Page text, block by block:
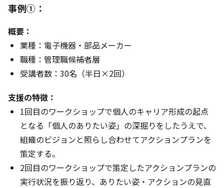
事例①：
概要：
業種：電子機器・部品メーカー
職種：管理職候補者層
受講者数：30名（半日×2回）
支援の特徴：
1回目のワークショップで個人のキャリア形成の起点
となる「個人のありたい姿」の深掘りをしたうえで、
組織のビジョンと照らし合わせてアクションプランを
策定する。
2回目のワークショップで策定したアクションプランの
実行状況を振り返り、ありたい姿・アクションの見直